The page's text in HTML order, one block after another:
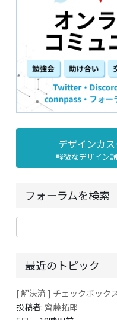
デザインカ
軽微なデザイン
フォーラムを検索
最近のトピック
[ 解決済 ] チェックボック
投稿者:齊藤拓郎